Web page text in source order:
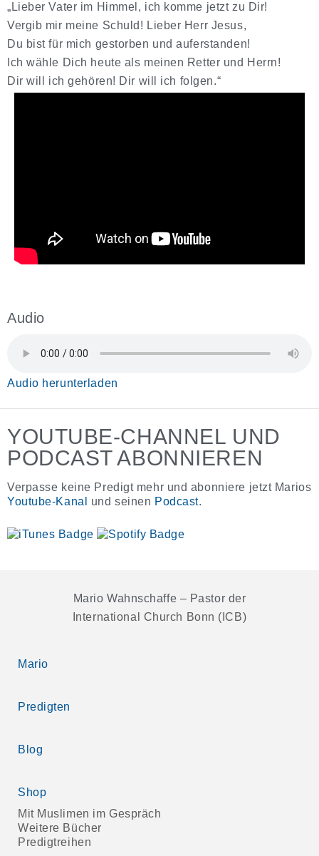
„Lieber Vater im Himmel, ich komme jetzt zu Dir!
Vergib mir meine Schuld! Lieber Herr Jesus,
Du bist für mich gestorben und auferstanden!
Ich wähle Dich heute als meinen Retter und Herrn!
Dir will ich gehören! Dir will ich folgen.“
Audio
Audio herunterladen
YOUTUBE-CHANNEL UND
PODCAST ABONNIEREN
Verpasse keine Predigt mehr und abonniere jetzt Marios
Youtube-Kanal
und seinen Podcast.
Mario Wahnschaffe – Pastor der
International Church Bonn (ICB)
Mario
Predigten
Blog
Shop
Mit Muslimen im Gespräch
Weitere Bücher
Predigtreihen